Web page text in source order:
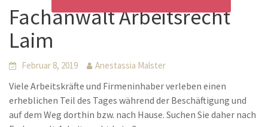
Fachanwalt Arbeitsrecht
Laim
Februar 8, 2019 Anestassia Malster
Viele Arbeitskräfte und Firmeninhaber verleben einen
erheblichen Teil des Tages während der Beschäftigung und
auf dem Weg dorthin bzw. nach Hause. Suchen Sie daher nach